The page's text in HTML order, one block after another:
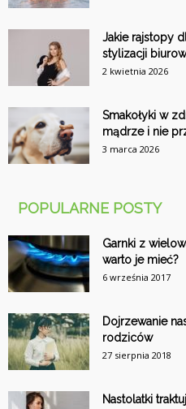
Jakie rajstopy
stylizacji
2 kwietnia 2026
Smakołyki w
mądrze i nie
3 marca 2026
POPULARNE POSTY
Garnki z
warto je mieć?
6 września 2017
Dojrzewanie
rodziców
27 sierpnia 2018
Nastolatki